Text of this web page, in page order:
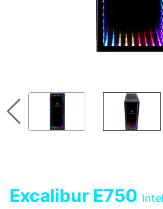
Excalibur E750